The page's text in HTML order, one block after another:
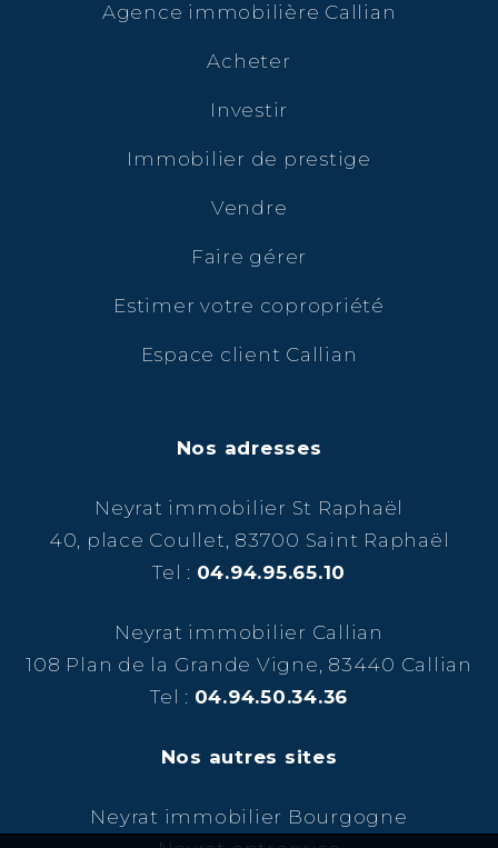
Agence immobilière Callian
Acheter
Investir
Immobilier de prestige
Vendre
Faire gérer
Estimer votre copropriété
Espace client Callian
Nos adresses
Neyrat immobilier St Raphaël
40, place Coullet, 83700 Saint Raphaël
Tel : 04.94.95.65.10
Neyrat immobilier Callian
108 Plan de la Grande Vigne, 83440 Callian
Tel : 04.94.50.34.36
Nos autres sites
Neyrat immobilier Bourgogne